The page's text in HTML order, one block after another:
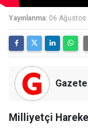
Yayınlanma: 06 Ağustos
Milliyetçi